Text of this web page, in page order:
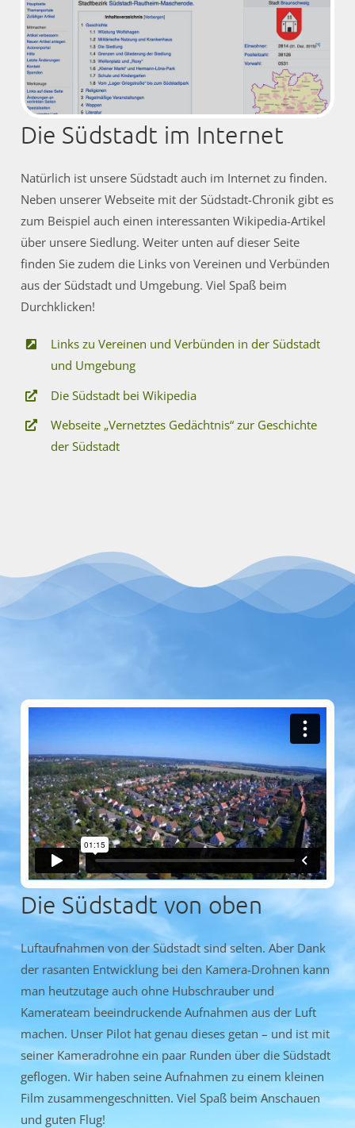
Die Südstadt im Internet
Natürlich ist unsere Südstadt auch im Internet zu finden.
Neben unserer Webseite mit der Südstadt-Chronik gibt es
zum Beispiel auch einen interessanten Wikipedia-Artikel
über unsere Siedlung. Weiter unten auf dieser Seite
finden Sie zudem die Links von Vereinen und Verbünden
aus der Südstadt und Umgebung. Viel Spaß beim
Durchklicken!
Links zu Vereinen und Verbünden in der Südstadt
und Umgebung
Die Südstadt bei Wikipedia
Webseite „Vernetztes Gedächtnis“ zur Geschichte
der Südstadt
Die Südstadt von oben
Luftaufnahmen von der Südstadt sind selten. Aber Dank
der rasanten Entwicklung bei den Kamera-Drohnen kann
man heutzutage auch ohne Hubschrauber und
Kamerateam beeindruckende Aufnahmen aus der Luft
machen. Unser Pilot hat genau dieses getan – und ist mit
seiner Kameradrohne ein paar Runden über die Südstadt
geflogen. Wir haben seine Aufnahmen zu einem kleinen
Film zusammengeschnitten. Viel Spaß beim Anschauen
und guten Flug!